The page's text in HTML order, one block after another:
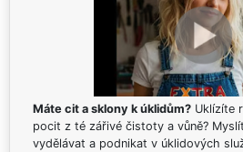
Máte cit a sklony k úklidům? Uklízíte
pocit z té zářivé čistoty a vůně?
vydělávat a podnikat v úklidových